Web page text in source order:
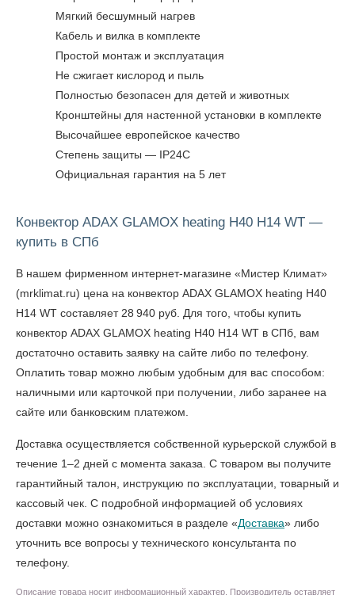
Мягкий бесшумный нагрев
Кабель и вилка в комплекте
Простой монтаж и эксплуатация
Не сжигает кислород и пыль
Полностью безопасен для детей и животных
Кронштейны для настенной установки в комплекте
Высочайшее европейское качество
Степень защиты — IP24C
Официальная гарантия на 5 лет
Конвектор ADAX GLAMOX heating H40 H14 WT —
купить в СПб
В нашем фирменном интернет-магазине «Мистер Климат»
(mrklimat.ru) цена на конвектор ADAX GLAMOX heating H40
H14 WT составляет 28 940 руб. Для того, чтобы купить
конвектор ADAX GLAMOX heating H40 H14 WT в СПб , вам
достаточно оставить заявку на сайте либо по телефону.
Оплатить товар можно любым удобным для вас способом:
наличными или карточкой при получении, либо заранее на
сайте или банковским платежом.
Доставка осуществляется собственной курьерской службой в
течение 1–2 дней с момента заказа. С товаром вы получите
гарантийный талон, инструкцию по эксплуатации, товарный и
кассовый чек. С подробной информацией об условиях
доставки можно ознакомиться в разделе «Доставка» либо
уточнить все вопросы у технического консультанта по
телефону.
Описание товара носит информационный характер. Производитель оставляет